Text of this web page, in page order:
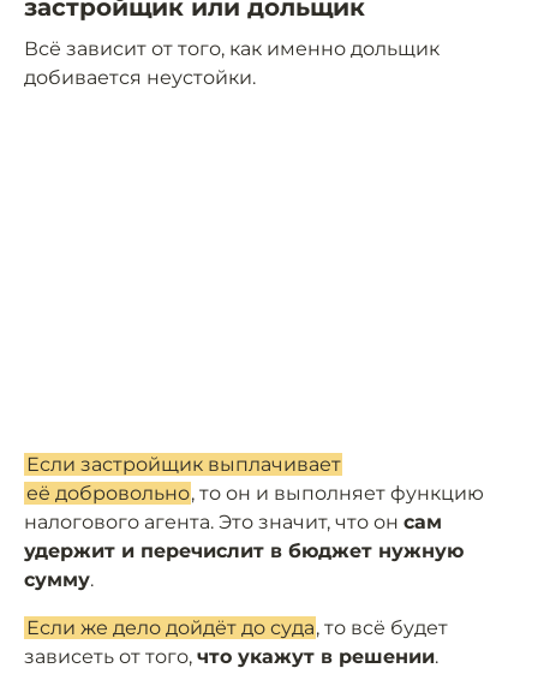
застройщик или дольщик
Всё зависит от того, как именно дольщик
добивается неустойки.
Если застройщик выплачивает
её добровольно, то он и выполняет функцию
налогового агента. Это значит, что он сам
удержит и перечислит в бюджет нужную
сумму.
Если же дело дойдёт до суда, то всё будет
зависеть от того, что укажут в решении.